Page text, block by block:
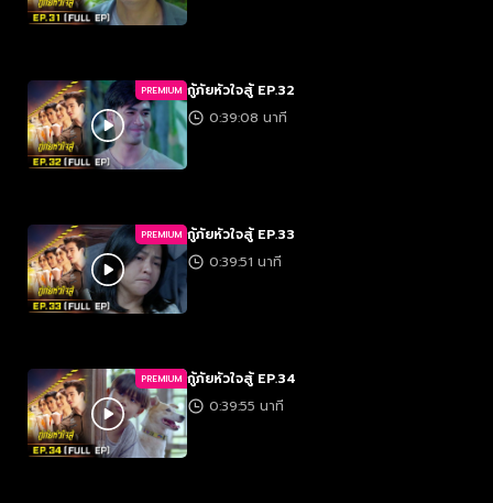
PREMIUM กู้ภัยหัวใจสู้ EP.32
0:39:08 นาที
PREMIUM กู้ภัยหัวใจสู้ EP.33
0:39:51 นาที
PREMIUM กู้ภัยหัวใจสู้ EP.34
0:39:55 นาที